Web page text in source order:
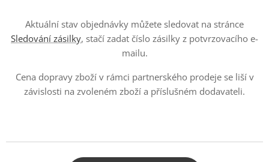
Aktuální stav objednávky můžete sledovat na stránce
Sledování zásilky, stačí zadat číslo zásilky z potvrzovacího e-
mailu.
Cena dopravy zboží v rámci partnerského prodeje se liší v
závislosti na zvoleném zboží a příslušném dodavateli.